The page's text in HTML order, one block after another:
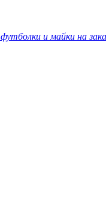
и майки на